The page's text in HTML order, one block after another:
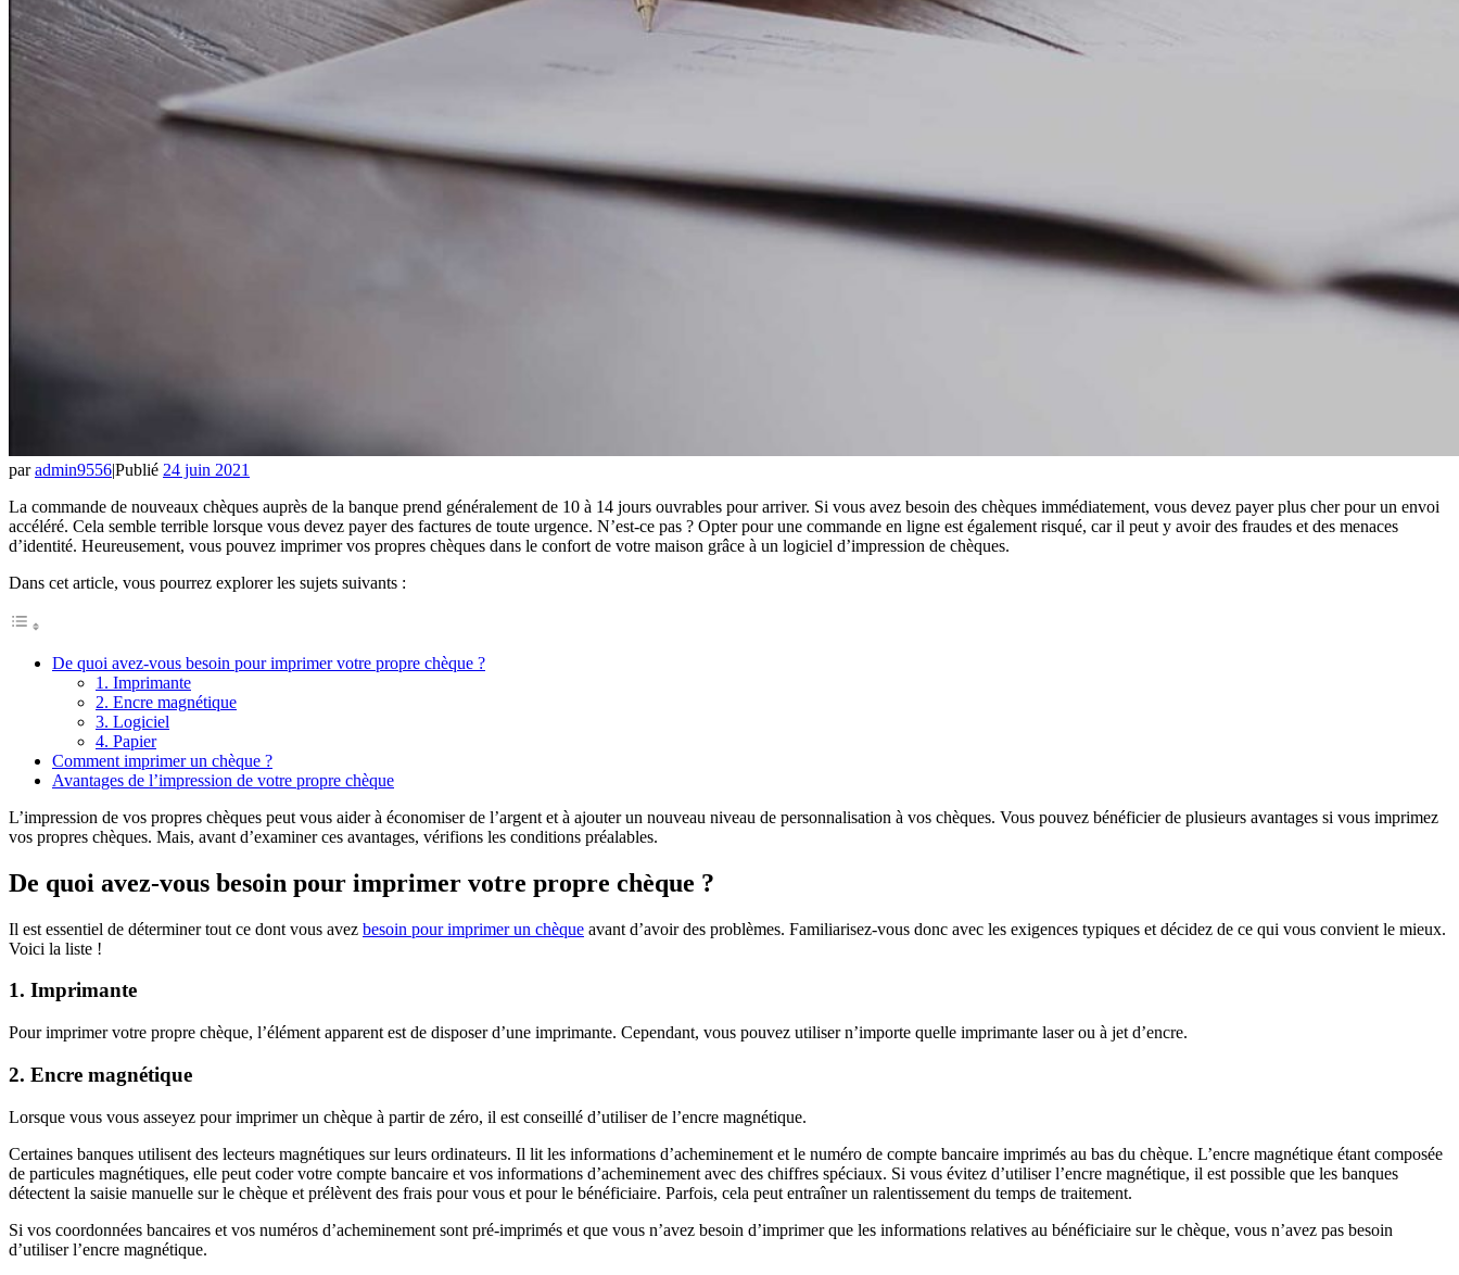
paradmin9556|Publié 24 juin 2021
La commande de nouveaux chèques auprès de la banque prend généralement de 10 à 14 jours ouvrables pour arriver. Si vous avez besoin des chèques immédiatement, vous devez payer plus cher pour un envoi
accéléré. Cela semble terrible lorsque vous devez payer des factures de toute urgence. N’est-ce pas ? Opter pour une commande en ligne est également risqué, car il peut y avoir des fraudes et des menaces
d’identité. Heureusement, vous pouvez imprimer vos propres chèques dans le confort de votre maison grâce à un logiciel d’impression de chèques.
Dans cet article, vous pourrez explorer les sujets suivants :
De quoi avez-vous besoin pour imprimer votre propre chèque ?
1. Imprimante
2. Encre magnétique
3. Logiciel
4. Papier
Comment imprimer un chèque ?
Avantages de l’impression de votre propre chèque
L’impression de vos propres chèques peut vous aider à économiser de l’argent et à ajouter un nouveau niveau de personnalisation à vos chèques. Vous pouvez bénéficier de plusieurs avantages si vous imprimez
vos propres chèques. Mais, avant d’examiner ces avantages, vérifions les conditions préalables.
De quoi avez-vous besoin pour imprimer votre propre chèque ?
Il est essentiel de déterminer tout ce dont vous avez besoin pour imprimer un chèque avant d’avoir des problèmes. Familiarisez-vous donc avec les exigences typiques et décidez de ce qui vous convient le mieux.
Voici la liste !
1. Imprimante
Pour imprimer votre propre chèque, l’élément apparent est de disposer d’une imprimante. Cependant, vous pouvez utiliser n’importe quelle imprimante laser ou à jet d’encre.
2. Encre magnétique
Lorsque vous vous asseyez pour imprimer un chèque à partir de zéro, il est conseillé d’utiliser de l’encre magnétique.
Certaines banques utilisent des lecteurs magnétiques sur leurs ordinateurs. Il lit les informations d’acheminement et le numéro de compte bancaire imprimés au bas du chèque. L’encre magnétique étant composée
de particules magnétiques, elle peut coder votre compte bancaire et vos informations d’acheminement avec des chiffres spéciaux. Si vous évitez d’utiliser l’encre magnétique, il est possible que les banques
détectent la saisie manuelle sur le chèque et prélèvent des frais pour vous et pour le bénéficiaire. Parfois, cela peut entraîner un ralentissement du temps de traitement.
Si vos coordonnées bancaires et vos numéros d’acheminement sont pré-imprimés et que vous n’avez besoin d’imprimer que les informations relatives au bénéficiaire sur le chèque, vous n’avez pas besoin
d’utiliser l’encre magnétique.